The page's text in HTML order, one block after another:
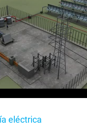
eléctrica